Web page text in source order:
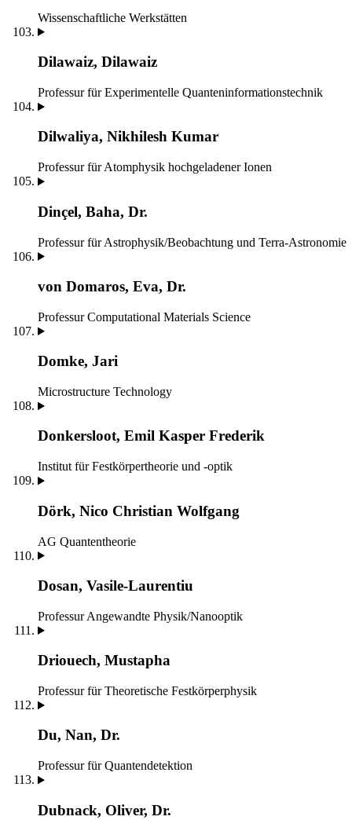
Wissenschaftliche Werkstätten
Dilawaiz, Dilawaiz
Professur für Experimentelle Quanteninformationstechnik
Dilwaliya, Nikhilesh Kumar
Professur für Atomphysik hochgeladener Ionen
Dinçel, Baha, Dr.
Professur für Astrophysik/Beobachtung und Terra-Astronomie
von Domaros, Eva, Dr.
Professur Computational Materials Science
Domke, Jari
Microstructure Technology
Donkersloot, Emil Kasper Frederik
Institut für Festkörpertheorie und -optik
Dörk, Nico Christian Wolfgang
AG Quantentheorie
Dosan, Vasile-Laurentiu
Professur Angewandte Physik/Nanooptik
Driouech, Mustapha
Professur für Theoretische Festkörperphysik
Du, Nan, Dr.
Professur für Quantendetektion
Dubnack, Oliver, Dr.